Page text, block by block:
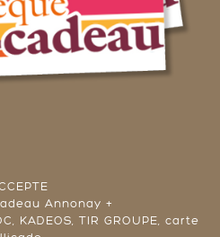
Annonay +
KADEOS, TIR GROUPE, carte